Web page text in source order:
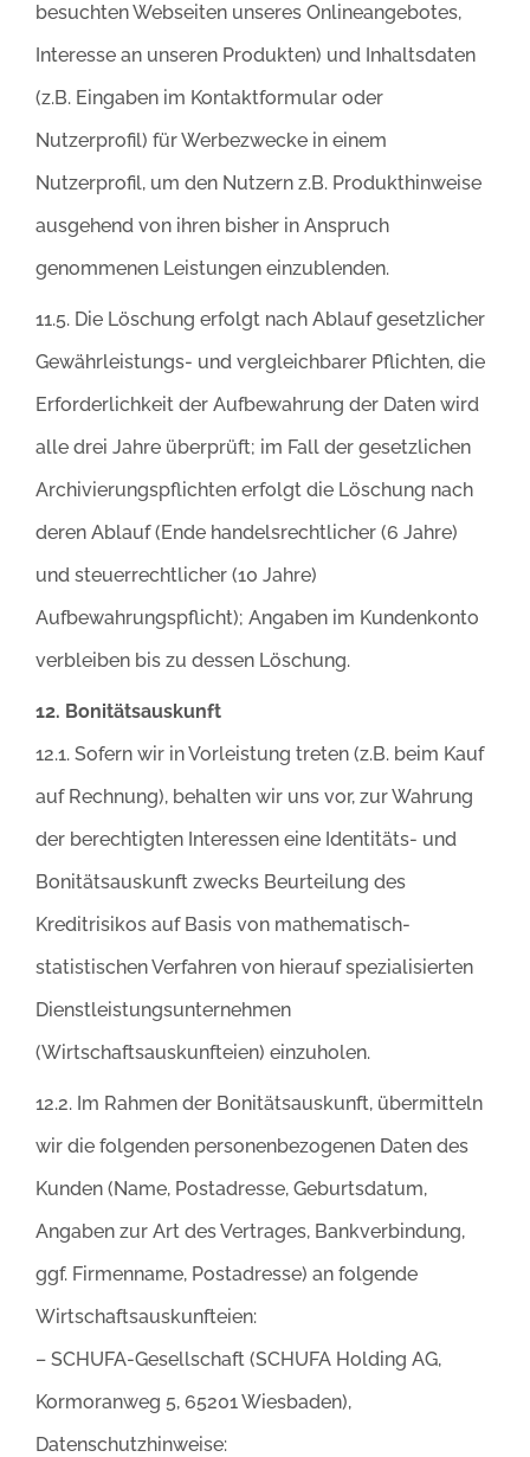
besuchten Webseiten unseres Onlineangebotes,
Interesse an unseren Produkten) und Inhaltsdaten
(z.B. Eingaben im Kontaktformular oder
Nutzerprofil) für Werbezwecke in einem
Nutzerprofil, um den Nutzern z.B. Produkthinweise
ausgehend von ihren bisher in Anspruch
genommenen Leistungen einzublenden.
11.5. Die Löschung erfolgt nach Ablauf gesetzlicher
Gewährleistungs- und vergleichbarer Pflichten, die
Erforderlichkeit der Aufbewahrung der Daten wird
alle drei Jahre überprüft; im Fall der gesetzlichen
Archivierungspflichten erfolgt die Löschung nach
deren Ablauf (Ende handelsrechtlicher (6 Jahre)
und steuerrechtlicher (10 Jahre)
Aufbewahrungspflicht); Angaben im Kundenkonto
verbleiben bis zu dessen Löschung.
12. Bonitätsauskunft
12.1. Sofern wir in Vorleistung treten (z.B. beim Kauf
auf Rechnung), behalten wir uns vor, zur Wahrung
der berechtigten Interessen eine Identitäts- und
Bonitätsauskunft zwecks Beurteilung des
Kreditrisikos auf Basis von mathematisch-
statistischen Verfahren von hierauf spezialisierten
Dienstleistungsunternehmen
(Wirtschaftsauskunfteien) einzuholen.
12.2. Im Rahmen der Bonitätsauskunft, übermitteln
wir die folgenden personenbezogenen Daten des
Kunden (Name, Postadresse, Geburtsdatum,
Angaben zur Art des Vertrages, Bankverbindung,
ggf. Firmenname, Postadresse) an folgende
Wirtschaftsauskunfteien:
– SCHUFA-Gesellschaft (SCHUFA Holding AG,
Kormoranweg 5, 65201 Wiesbaden),
Datenschutzhinweise: